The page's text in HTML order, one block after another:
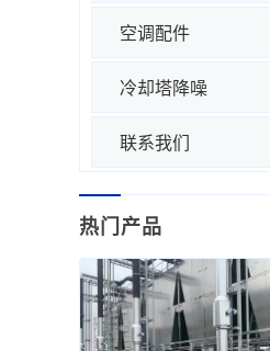
空调配件
冷却塔降噪
联系我们
热门产品